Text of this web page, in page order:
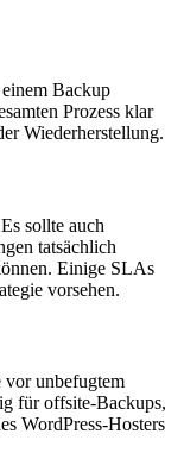
Backup
Prozess klar
Wiederherstellung.
sollte auch
tatsächlich
Einige SLAs
vorsehen.
vor unbefugtem
für offsite-Backups,
WordPress-Hosters